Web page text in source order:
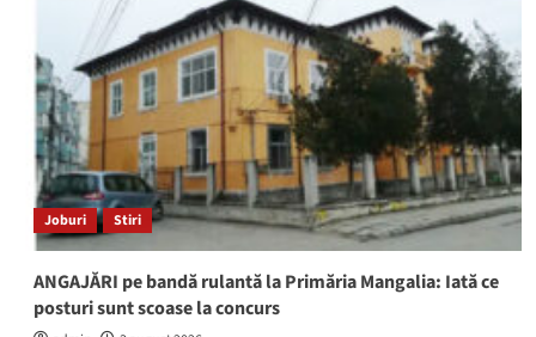
Joburi Stiri
ANGAJĂRI pe bandă rulantă la Primăria Mangalia: Iată ce
posturi sunt scoase la concurs